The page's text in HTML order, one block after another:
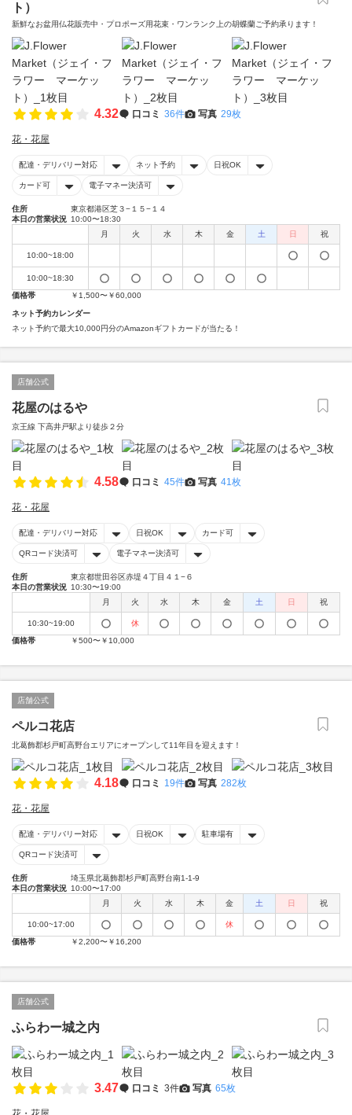
ト）
新鮮なお盆用仏花販売中・プロポーズ用花束・ワンランク上の胡蝶蘭ご予約承ります！
4.32 口コミ 36件 写真 29枚
花・花屋
配達・デリバリー対応 ネット予約 日祝OK
カード可 電子マネー決済可
住所
東京都港区芝３−１５−１４
本日の営業状況 10:00〜18:30
月
火 水 木 金 土 日 祝
10:00~18:00
10:00~18:30
価格帯
￥1,500〜￥60,000
ネット予約カレンダー
ネット予約で最大10,000円分のAmazonギフトカードが当たる！
店舗公式
花屋のはるや
京王線 下高井戸駅より徒歩２分
4.58 口コミ 45件 写真 41枚
花・花屋
配達・デリバリー対応 日祝OK カード可
QRコード決済可 電子マネー決済可
住所
東京都世田谷区赤堤４丁目４１−６
本日の営業状況 10:30〜19:00
月
火 水 木 金 土 日 祝
10:30~19:00
休
価格帯
￥500〜￥10,000
店舗公式
ペルコ花店
北葛飾郡杉戸町高野台エリアにオープンして11年目を迎えます！
4.18 口コミ 19件 写真 282枚
花・花屋
配達・デリバリー対応 日祝OK 駐車場有
QRコード決済可
住所
埼玉県北葛飾郡杉戸町高野台南1-1-9
本日の営業状況 10:00〜17:00
月
火 水 木 金 土 日 祝
10:00~17:00
休
価格帯
￥2,200〜￥16,200
店舗公式
ふらわー城之内
3.47 口コミ 3件 写真 65枚